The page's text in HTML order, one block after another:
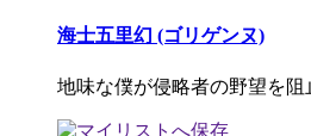
海士五里幻 (ゴリゲンヌ)
地味な僕が侵略者の野望を阻